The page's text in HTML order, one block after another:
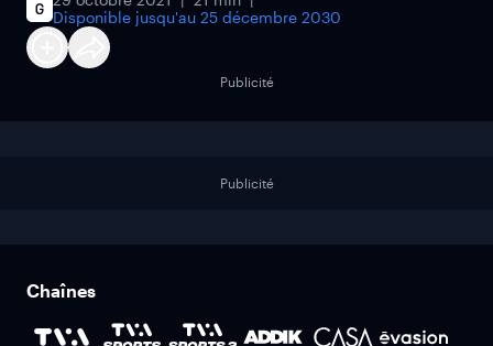
Disponible jusqu'au 25 décembre 2030
Publicité
Publicité
Chaînes